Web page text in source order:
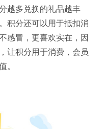
越多兑换的礼品越丰
积分还可以用于抵扣消
感冒，更喜欢实在，因
让积分用于消费，会员
。